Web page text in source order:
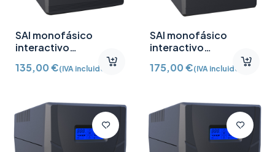
SAI monofásico
interactivo
135,00€(IVA incluido)
SAI monofásico
interactivo
175,00€(IVA incluido)